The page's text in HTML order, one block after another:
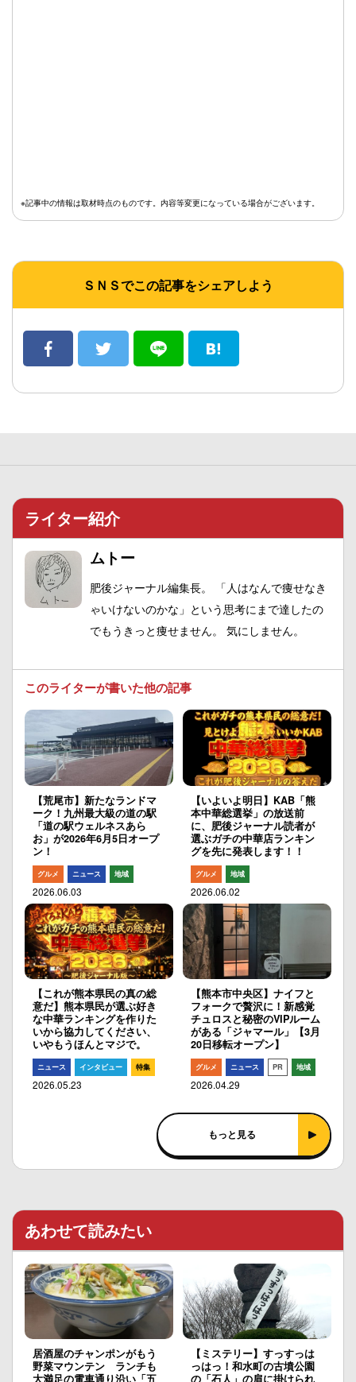
※記事中の情報は取材時点のものです。内容等変更になっている場合がございます。
ＳＮＳでこの記事をシェアしよう
ライター紹介
ムトー
肥後ジャーナル編集長。 「人はなんで痩せなき
ゃいけないのかな」という思考にまで達したの
でもうきっと痩せません。 気にしません。
このライターが書いた他の記事
【荒尾市】新たなランドマ
ーク！九州最大級の道の駅
「道の駅ウェルネスあら
お」が2026年6月5日オープ
ン！
グルメ ニュース 地域
2026.06.03
【いよいよ明日】KAB「熊
本中華総選挙」の放送前
に、肥後ジャーナル読者が
選ぶガチの中華店ランキン
グを先に発表します！！
グルメ 地域
2026.06.02
【これが熊本県民の真の総
意だ】熊本県民が選ぶ好き
な中華ランキングを作りた
いから協力してください、
いやもうほんとマジで。
ニュース インタビュー 特集
2026.05.23
【熊本市中央区】ナイフと
フォークで贅沢に！新感覚
チュロスと秘密のVIPルーム
がある「ジャマール」【3月
20日移転オープン】
グルメ ニュース PR 地域
2026.04.29
もっと見る
あわせて読みたい
居酒屋のチャンポンがもう
野菜マウンテン ランチも
【ミステリー】すっすっは
っはっ！和水町の古墳公園